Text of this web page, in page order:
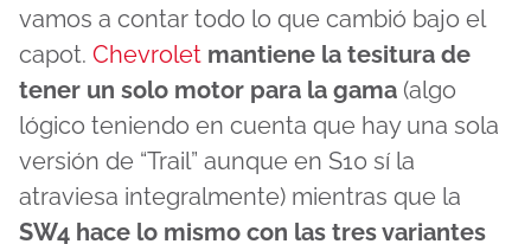
vamos a contar todo lo que cambió bajo el
capot. Chevrolet mantiene la tesitura de
tener un solo motor para la gama (algo
lógico teniendo en cuenta que hay una sola
versión de “Trail” aunque en S10 sí la
atraviesa integralmente) mientras que la
SW4 hace lo mismo con las tres variantes